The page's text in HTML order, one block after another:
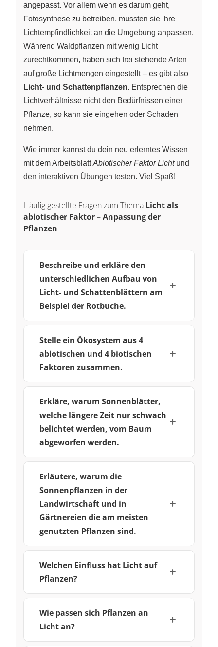
angepasst. Vor allem wenn es darum geht,
Fotosynthese zu betreiben, mussten sie ihre
Lichtempfindlichkeit an die Umgebung anpassen.
Während Waldpflanzen mit wenig Licht
zurechtkommen, haben sich frei stehende Arten
auf große Lichtmengen eingestellt – es gibt also
Licht- und Schattenpflanzen. Entsprechen die
Lichtverhältnisse nicht den Bedürfnissen einer
Pflanze, so kann sie eingehen oder Schaden
nehmen.
Wie immer kannst du dein neu erlerntes Wissen
mit dem ArbeitsblattAbiotischer Faktor Lichtund
den interaktiven Übungen testen. Viel Spaß!
Häufig gestellte Fragen zum Thema Licht als
abiotischer Faktor – Anpassung der
Pflanzen
Beschreibe und erkläre den
unterschiedlichen Aufbau von
Licht- und Schattenblättern am
Beispiel der Rotbuche.
Stelle ein Ökosystem aus 4
abiotischen und 4 biotischen
Faktoren zusammen.
Erkläre, warum Sonnenblätter,
welche längere Zeit nur schwach
belichtet werden, vom Baum
abgeworfen werden.
Erläutere, warum die
Sonnenpflanzen in der
Landwirtschaft und in
Gärtnereien die am meisten
genutzten Pflanzen sind.
Welchen Einfluss hat Licht auf
Pflanzen?
Wie passen sich Pflanzen an
Licht an?